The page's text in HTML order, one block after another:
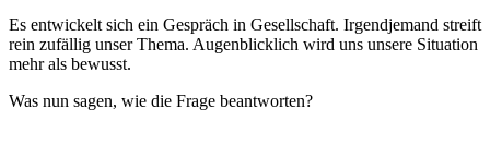
Es entwickelt sich ein Gespräch in Gesellschaft. Irgendjemand streift
rein zufällig unser Thema. Augenblicklich wird uns unsere Situation
mehr als bewusst.
Was nun sagen, wie die Frage beantworten?